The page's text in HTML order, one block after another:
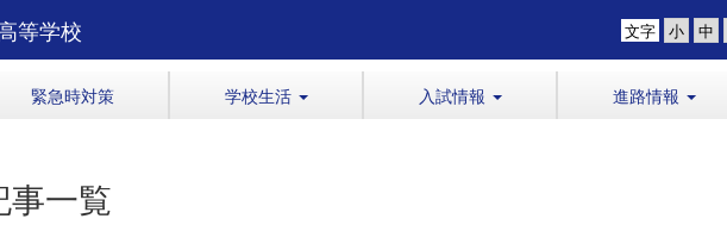
等学校 文字
緊急時対策 学校生活 入試情報 進路情報
一覧